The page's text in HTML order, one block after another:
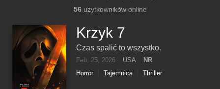
56użytkowników online
Krzyk 7
Czas spalić to wszystko.
Feb. 25, 2026 USA
NR
Horror
Tajemnica Thriller